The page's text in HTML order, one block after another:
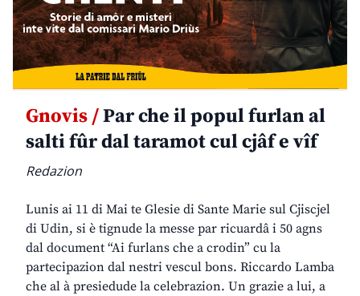
Gnovis /Par che il popul furlan al
salti fûr dal taramot cul cjâf e vîf
Redazion
Lunis ai 11 di Mai te Glesie di Sante Marie sul Cjiscjel
di Udin, si è tignude la messe par ricuardâ i 50 agns
dal document “Ai furlans che a crodin” cu la
partecipazion dal nestri vescul bons. Riccardo Lamba
che al à presiedude la celebrazion. Un grazie a lui, a